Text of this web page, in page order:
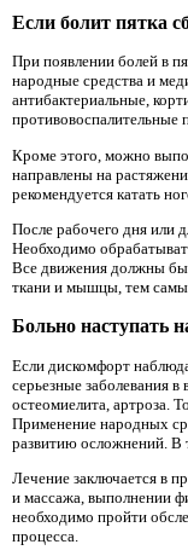
Если болит пятка
При появлении болей в
народные средства и
антибактериальные,
противовоспалительные
Кроме этого, можно
направлены на
рекомендуется катать
После рабочего дня или
Необходимо
Все движения должны
ткани и мышцы, тем
Больно наступать
Если дискомфорт
серьезные заболевания
остеомиелита, артроза.
Применение народных
развитию осложнений. В
Лечение заключается в
и массажа, выполнении
необходимо пройти
процесса.